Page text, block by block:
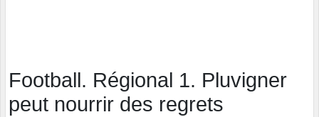
Football. Régional 1. Pluvigner
peut nourrir des regrets